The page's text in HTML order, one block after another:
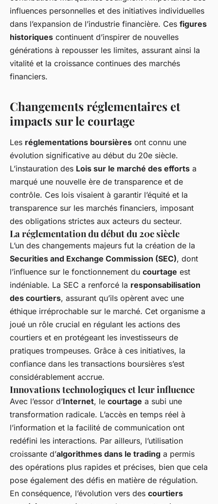
influences personnelles et des initiatives individuelles
dans l’expansion de l’industrie financière. Ces figures
historiques continuent d’inspirer de nouvelles
générations à repousser les limites, assurant ainsi la
vitalité et la croissance continues des marchés
financiers.
Changements réglementaires et
impacts sur le courtage
Les réglementations boursières ont connu une
évolution significative au début du 20e siècle.
L’instauration des Lois sur le marché des efforts a
marqué une nouvelle ère de transparence et de
contrôle. Ces lois visaient à garantir l’équité et la
transparence sur les marchés financiers, imposant
des obligations strictes aux acteurs du secteur.
La réglementation du début du 20e siècle
L’un des changements majeurs fut la création de la
Securities and Exchange Commission (SEC), dont
l’influence sur le fonctionnement du courtage est
indéniable. La SEC a renforcé la responsabilisation
des courtiers, assurant qu’ils opèrent avec une
éthique irréprochable sur le marché. Cet organisme a
joué un rôle crucial en régulant les actions des
courtiers et en protégeant les investisseurs de
pratiques trompeuses. Grâce à ces initiatives, la
confiance dans les transactions boursières s’est
considérablement accrue.
Innovations technologiques et leur influence
Avec l’essor d’Internet, le courtage a subi une
transformation radicale. L’accès en temps réel à
l’information et la facilité de communication ont
redéfini les interactions. Par ailleurs, l’utilisation
croissante d’algorithmes dans le trading a permis
des opérations plus rapides et précises, bien que cela
pose également des défis en matière de régulation.
En conséquence, l’évolution vers des courtiers